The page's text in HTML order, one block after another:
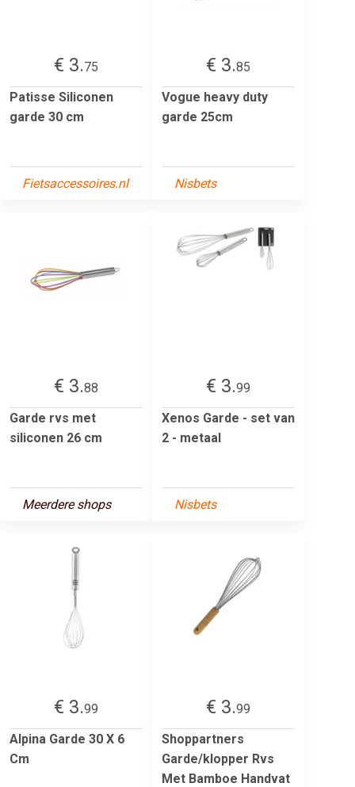
€ 3.75
Patisse Siliconen
garde 30 cm
Fietsaccessoires.nl
€ 3.85
Vogue heavy duty
garde 25cm
Nisbets
€ 3.88
Garde rvs met
siliconen 26 cm
Meerdere shops
€ 3.99
Xenos Garde - set van
2 - metaal
Nisbets
€ 3.99
Alpina Garde 30 X 6
Cm
€ 3.99
Shoppartners
Garde/klopper Rvs
Met Bamboe Handvat